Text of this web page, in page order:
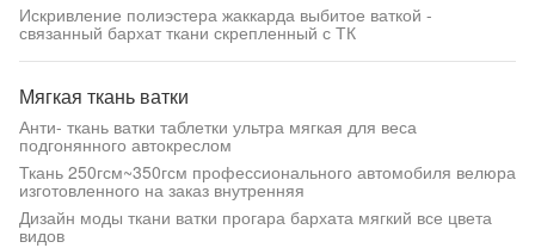
Искривление полиэстера жаккарда выбитое ваткой -
связанный бархат ткани скрепленный с ТК
Мягкая ткань ватки
Анти- ткань ватки таблетки ультра мягкая для веса
подгонянного автокреслом
Ткань 250гсм~350гсм профессионального автомобиля велюра
изготовленного на заказ внутренняя
Дизайн моды ткани ватки прогара бархата мягкий все цвета
видов